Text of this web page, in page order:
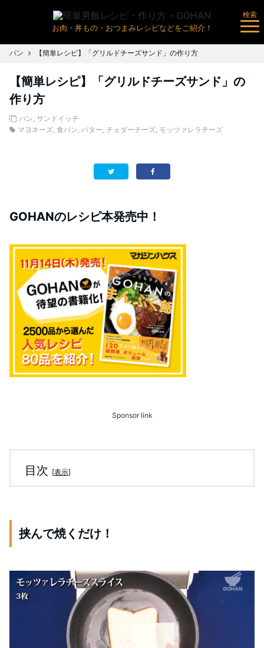
お肉・丼もの・おつまみレシピなどをご紹介！
検索
パン 【簡単レシピ】「グリルドチーズサンド」の作り方
【簡単レシピ】「グリルドチーズサンド」の
作り方
パン, サンドイッチ
マヨネーズ, 食パン, バター, チェダーチーズ, モッツァレラチーズ
GOHANのレシピ本発売中！
Sponsor link
目次 [表示]
挟んで焼くだけ！